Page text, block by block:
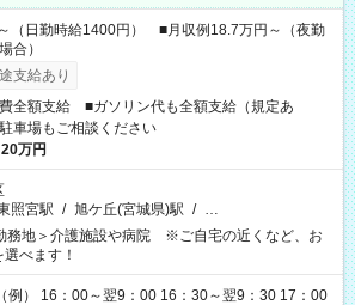
（日勤時給1400円） ■月収例18.7万円～（夜勤
合）
支給あり
全額支給 ■ガソリン代も全額支給（規定あ
車場もご相談ください
万円
照宮駅 / 旭ケ丘(宮城県)駅 / …
務地＞介護施設や病院 ※ご自宅の近くなど、お
べます！
例） 16：00～翌9：00 16：30～翌9：30 17：00